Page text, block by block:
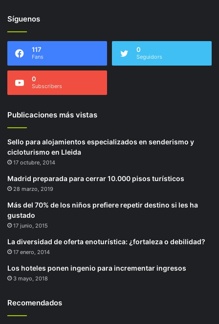
Síguenos
117
Fans
0
Seguidors
0
Subscribers
Publicaciones más vistas
Sello para alojamientos especializados en senderismo y
cicloturismo en Lleida
17 octubre, 2014
Madrid preparada para cerrar 10.000 pisos turísticos
28 marzo, 2019
Más del 70% de los niños prefiere repetir destino si les ha
gustado
17 junio, 2015
La diversidad de oferta enoturística: ¿fortaleza o debilidad?
17 enero, 2014
Los hoteles ponen ingenio para incrementar ingresos
3 mayo, 2018
Recomendados